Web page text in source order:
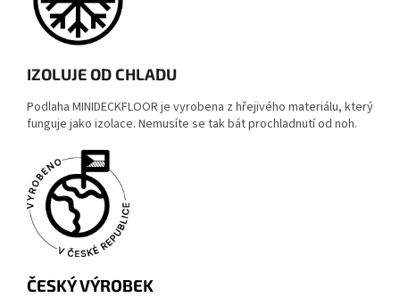
IZOLUJE OD CHLADU
Podlaha MINIDECKFLOOR je vyrobena z hřejivého materiálu, který
funguje jako izolace. Nemusíte se tak bát prochladnutí od noh.
ČESKÝ VÝROBEK